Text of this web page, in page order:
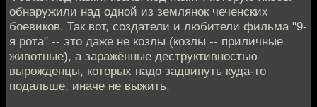
обнаружили над одной из землянок чеченских
боевиков. Так вот, создатели и любители фильма "9-
я рота" -- это даже не козлы (козлы -- приличные
животные), а заражённые деструктивностью
вырожденцы, которых надо задвинуть куда-то
подальше, иначе не выжить.